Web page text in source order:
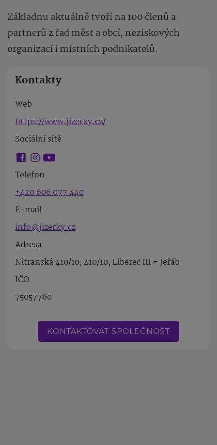
Základnu aktuálně tvoří na 100 členů a
partnerů z řad měst a obcí, neziskových
organizací i místních podnikatelů.
Kontakty
Web
https://www.jizerky.cz/
Sociální sítě
Telefon
+420 606 077 440
E-mail
info@jizerky.cz
Adresa
Nitranská 410/10, 410/10, Liberec III - Jeřáb
IČO
75057760
KONTAKTOVAT SPOLEČNOST